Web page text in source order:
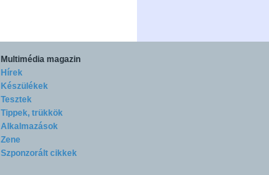
Multimédia magazin
Hírek
Készülékek
Tesztek
Tippek, trükkök
Alkalmazások
Zene
Szponzorált cikkek